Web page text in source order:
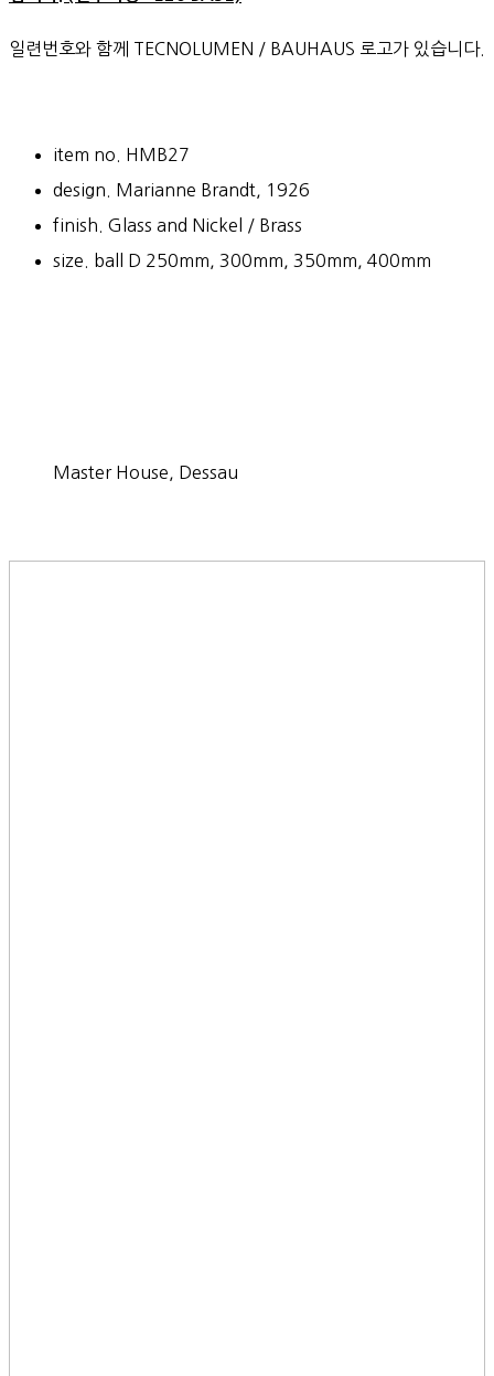
일련번호와 함께 TECNOLUMEN / BAUHAUS 로고가 있습니다.
item no. HMB27
design. Marianne Brandt, 1926
finish. Glass and Nickel / Brass
size. ball D 250mm, 300mm, 350mm, 400mm
Master House, Dessau